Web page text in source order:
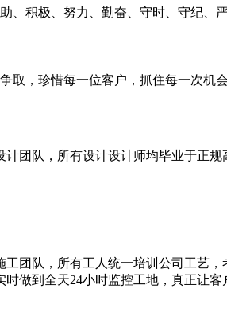
、积极、努力、勤奋、守时、守纪、
取，珍惜每一位客户，抓住每一次机会
计团队，所有设计设计师均毕业于正
工团队，所有工人统一培训公司工艺
时做到 全天24小时监控工地，真正让客